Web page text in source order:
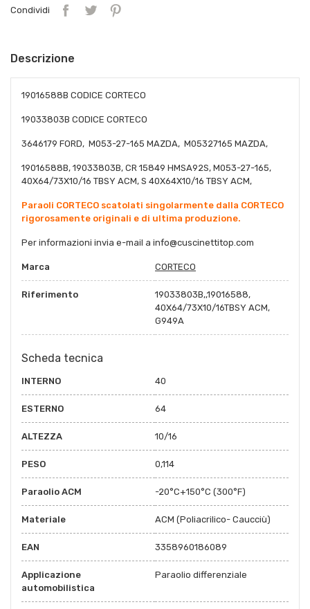
Condividi
Descrizione
19016588B CODICE CORTECO
19033803B CODICE CORTECO
3646179 FORD, M053-27-165 MAZDA, M05327165 MAZDA,
19016588B, 19033803B, CR 15849 HMSA92S, M053-27-165,
40X64/73X10/16 TBSY ACM, S 40X64X10/16 TBSY ACM,
Paraoli CORTECO scatolati singolarmente dalla CORTECO
rigorosamente originali e di ultima produzione.
Per informazioni invia e-mail a info@cuscinettitop.com
Marca CORTECO
Riferimento
19033803B,,19016588,
40X64/73X10/16TBSY ACM,
G949A
Scheda tecnica
INTERNO 40
ESTERNO 64
ALTEZZA 10/16
PESO 0,114
Paraolio ACM -20°C+150°C (300°F)
Materiale ACM (Poliacrilico- Caucciù)
EAN 3358960186089
Applicazione
automobilistica
Paraolio differenziale